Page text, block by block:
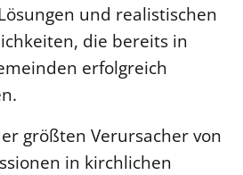
und realistischen
die bereits in
erfolgreich
größten Verursacher von
in kirchlichen